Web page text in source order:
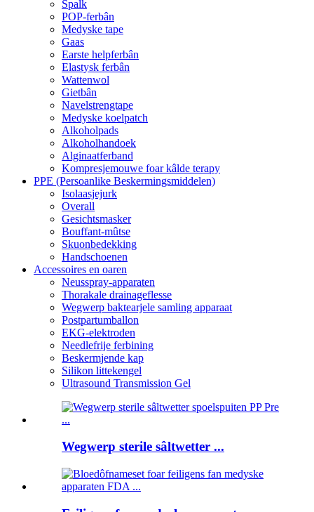
Spalk
POP-ferbân
Medyske tape
Gaas
Earste helpferbân
Elastysk ferbân
Wattenwol
Gietbân
Navelstrengtape
Medyske koelpatch
Alkoholpads
Alkoholhandoek
Alginaatferband
Kompresjemouwe foar kâlde terapy
PPE (Persoanlike Beskermingsmiddelen)
Isolaasjejurk
Overall
Gesichtsmasker
Bouffant-mûtse
Skuonbedekking
Handschoenen
Accessoires en oaren
Neusspray-apparaten
Thorakale drainageflesse
Wegwerp baktearjele samling apparaat
Postpartumballon
EKG-elektroden
Needlefrije ferbining
Beskermjende kap
Silikon littekengel
Ultrasound Transmission Gel
Wegwerp sterile sâltwetter ...